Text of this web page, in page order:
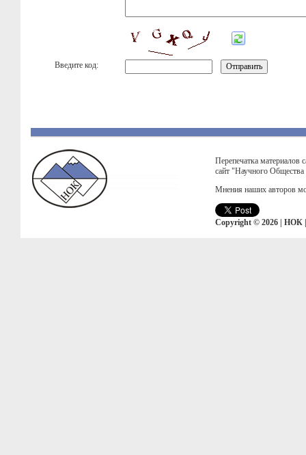
Введите код:
Перепечатка материалов
сайт "Научного
Мнения наших авторов
Copyright © 2026 | НОК